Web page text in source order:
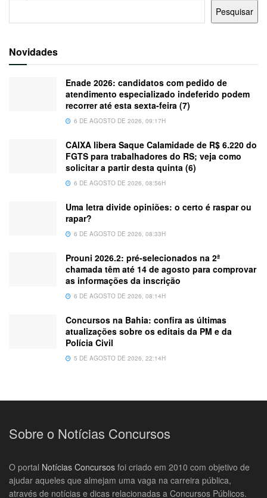
Pesquisar
Novidades
Enade 2026: candidatos com pedido de
atendimento especializado indeferido podem
recorrer até esta sexta-feira (7)
6 DE AGOSTO DE 2026, 09:17H
CAIXA libera Saque Calamidade de R$ 6.220 do
FGTS para trabalhadores do RS; veja como
solicitar a partir desta quinta (6)
6 DE AGOSTO DE 2026, 08:56H
Uma letra divide opiniões: o certo é raspar ou
rapar?
6 DE AGOSTO DE 2026, 08:33H
Prouni 2026.2: pré-selecionados na 2ª
chamada têm até 14 de agosto para comprovar
as informações da inscrição
6 DE AGOSTO DE 2026, 08:14H
Concursos na Bahia: confira as últimas
atualizações sobre os editais da PM e da
Polícia Civil
5 DE AGOSTO DE 2026, 22:14H
Sobre o Notícias Concursos
O portal Notícias Concursos foi criado em 2010 com objetivo de
ajudar aqueles que almejam uma vaga na carreira pública,
através de notícias e dicas relacionadas a Concursos Públicos.